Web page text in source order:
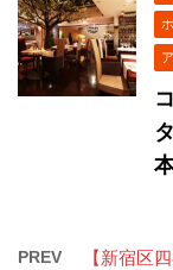
PREV
【新宿区